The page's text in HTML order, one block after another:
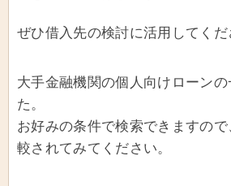
ぜひ借入先の検討に活用してくだ
大手金融機関の個人向けローン
た。
お好みの条件で検索できますの
較されてみてください。